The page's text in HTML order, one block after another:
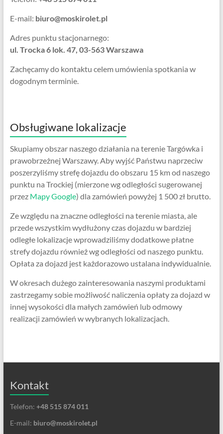
E-mail: biuro@moskirolet.pl
Adres punktu stacjonarnego:
ul. Trocka 6 lok. 47, 03-563 Warszawa
Zachęcamy do kontaktu celem umówienia spotkania w
dogodnym terminie.
Obsługiwane lokalizacje
Skupiamy obszar naszego działania na terenie Targówka i
prawobrzeżnej Warszawy. Aby wyjść Państwu naprzeciw
poszerzyliśmy strefę dojazdu do obszaru 15 km od naszego
punktu na Trockiej (mierzone wg odległości sugerowanej
przez Mapy Google) dla zamówień powyżej 1 500 zł brutto.
Ze względu na znaczne odległości na terenie miasta, ale
przede wszystkim wydłużony czas dojazdu w bardziej
odległe lokalizacje wprowadziliśmy dodatkowe płatne
strefy dojazdu również wg odległości od naszego punktu.
Opłata za dojazd jest każdorazowo ustalana indywidualnie.
W okresach dużego zainteresowania naszymi produktami
zastrzegamy sobie możliwość naliczenia opłaty za dojazd w
innej wysokości dla małych zamówień lub odmowy
realizacji zamówień w wybranych lokalizacjach.
Kontakt
Telefon: +48 515 874 011
E-mail: biuro@moskirolet.pl